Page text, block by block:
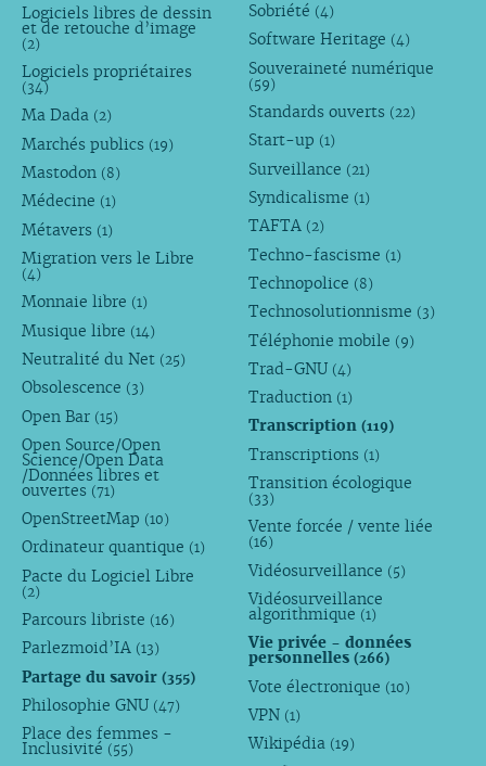
Logiciels libres de dessin
et de retouche d’image
(2)
Logiciels propriétaires
(34)
Ma Dada (2)
Marchés publics (19)
Mastodon (8)
Médecine (1)
Métavers (1)
Migration vers le Libre
(4)
Monnaie libre (1)
Musique libre (14)
Neutralité du Net (25)
Obsolescence (3)
Open Bar (15)
Open Source/Open
Science/Open Data
/Données libres et
ouvertes (71)
OpenStreetMap (10)
Ordinateur quantique (1)
Pacte du Logiciel Libre
(2)
Parcours libriste (16)
Parlezmoid’IA (13)
Partage du savoir (355)
Philosophie GNU (47)
Place des femmes -
Inclusivité (55)
Sobriété (4)
Software Heritage (4)
Souveraineté numérique
(59)
Standards ouverts (22)
Start-up (1)
Surveillance (21)
Syndicalisme (1)
TAFTA (2)
Techno-fascisme (1)
Technopolice (8)
Technosolutionnisme (3)
Téléphonie mobile (9)
Trad-GNU (4)
Traduction (1)
Transcription(119)
Transcriptions (1)
Transition écologique
(33)
Vente forcée / vente liée
(16)
Vidéosurveillance (5)
Vidéosurveillance
algorithmique (1)
Vie privée - données
personnelles(266)
Vote électronique (10)
VPN (1)
Wikipédia (19)